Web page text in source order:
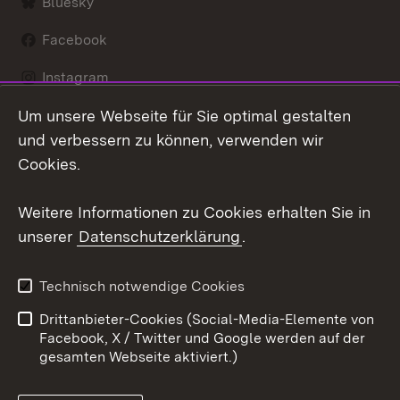
Facebook
Instagram
LinkedIn
Datenschutz
Barrierefreiheit
Impressum
Cookies
Um unsere Webseite für Sie optimal gestalten
und verbessern zu können, verwenden wir
Cookies.
Weitere Informationen zu Cookies erhalten Sie in
unserer Datenschutzerklärung.
Technisch notwendige Cookies
Drittanbieter-Cookies (Social-Media-Elemente von
Facebook, X / Twitter und Google werden auf der
gesamten Webseite aktiviert.)